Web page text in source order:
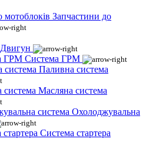
Запчастини до
Двигун
Система ГРМ
Паливна система
Масляна система
Охолоджувальна
Система стартера